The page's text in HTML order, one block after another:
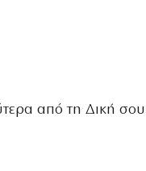
από τη Δική σου